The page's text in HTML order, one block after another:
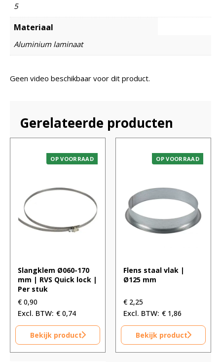
5
Materiaal
Aluminium laminaat
Geen video beschikbaar voor dit product.
Gerelateerde producten
OP VOORRAAD
Slangklem Ø060-170
mm | RVS Quick lock |
Per stuk
€ 0,90
€ 0,74
Bekijk product
OP VOORRAAD
Flens staal vlak |
Ø125 mm
€ 2,25
€ 1,86
Bekijk product